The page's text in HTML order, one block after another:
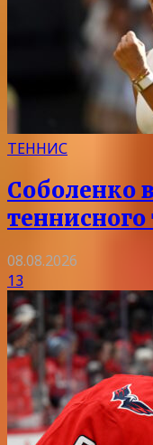
ТЕННИС
Соболенко
08.08.2026
13